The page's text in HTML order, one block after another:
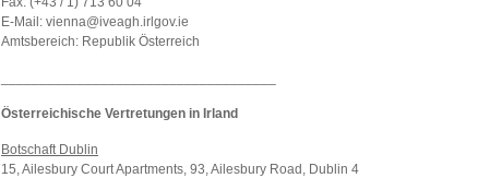
E-Mail: vienna@iveagh.irlgov.ie
Amtsbereich: Republik Österreich
Österreichische Vertretungen in Irland
Botschaft Dublin
15, Ailesbury Court Apartments, 93, Ailesbury Road, Dublin 4